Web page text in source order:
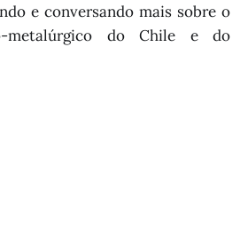
e conversando mais sobre o
metalúrgico do Chile e do